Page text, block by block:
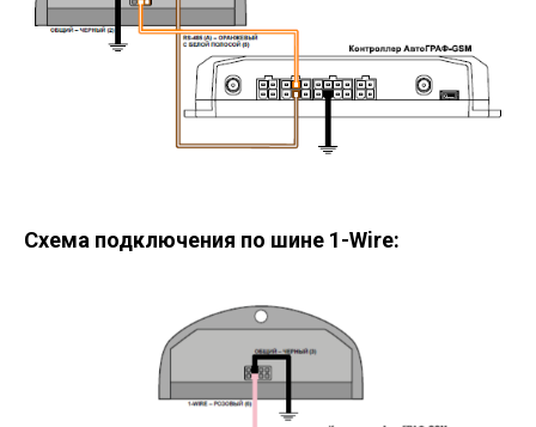
Схема подключения по шине 1-Wire: